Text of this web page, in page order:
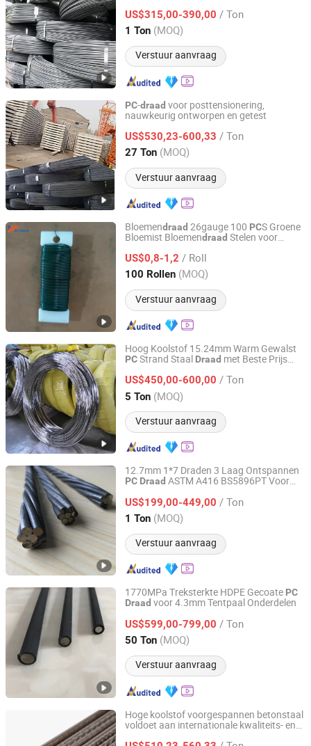
US$315,00-390,00 / Ton
1 Ton (MOQ)
Verstuur aanvraag
Guangdong, China Sinds 2026
PC-draad voor posttensionering,
nauwkeurig ontworpen en getest
US$530,23-600,33 / Ton
27 Ton (MOQ)
Verstuur aanvraag
Tianjin Wasungen Metal Products Co., Ltd.
Tianjin, China Sinds 2024
Bloemendraad 26gauge 100 PCS Groene
Bloemist Bloemendraad Stelen voor
US$0,8-1,2 / Roll
100 Rollen (MOQ)
Verstuur aanvraag
Hebei GaoYuan Wire Mesh Products Co.,Ltd
Hebei, China Sinds 2020
Hoog Koolstof 15.24mm Warm Gewalst
PCStrand Staal Draad met Beste Prijs
US$450,00-600,00 / Ton
5 Ton (MOQ)
Verstuur aanvraag
Hongye Steel (Shandong) Co., Ltd.
Shandong, China Sinds 2023
12.7mm 1*7 Draden 3 Laag Ontspannen
PC Draad ASTM A416 BS5896PT Voor
StructuurPCDraad
US$199,00-449,00 / Ton
1 Ton (MOQ)
Verstuur aanvraag
Shandong Zhuosheng Steel Limited
Shandong, China Sinds 2022
1770MPa Treksterkte HDPE Gecoate PC
Draad voor 4.3mm Tentpaal Onderdelen
US$599,00-799,00 / Ton
50 Ton (MOQ)
Verstuur aanvraag
Yuanxian High Tech Materials Trading (Tianjin) Co., Ltd.
Tianjin, China Sinds 2023
Hoge koolstof voorgespannen betonstaal
voldoet aan internationale kwaliteits- en
Tianjin Wasungen Metal Products Co., Ltd.